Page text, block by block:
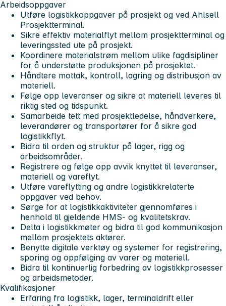
Arbeidsoppgaver
Utføre logistikkoppgaver på prosjekt og ved Ahlsell
Prosjektterminal.
Sikre effektiv materialflyt mellom prosjektterminal og
leveringssted ute på prosjekt.
Koordinere materialstrøm mellom ulike fagdisipliner
for å understøtte produksjonen på prosjektet.
Håndtere mottak, kontroll, lagring og distribusjon av
materiell.
Følge opp leveranser og sikre at materiell leveres til
riktig sted og tidspunkt.
Samarbeide tett med prosjektledelse, håndverkere,
leverandører og transportører for å sikre god
logistikkflyt.
Bidra til orden og struktur på lager, rigg og
arbeidsområder.
Registrere og følge opp avvik knyttet til leveranser,
materiell og vareflyt.
Utføre vareflytting og andre logistikkrelaterte
oppgaver ved behov.
Sørge for at logistikkaktiviteter gjennomføres i
henhold til gjeldende HMS- og kvalitetskrav.
Delta i logistikkmøter og bidra til god kommunikasjon
mellom prosjektets aktører.
Benytte digitale verktøy og systemer for registrering,
sporing og oppfølging av varer og materiell.
Bidra til kontinuerlig forbedring av logistikkprosesser
og arbeidsmetoder.
Kvalifikasjoner
Erfaring fra logistikk, lager, terminaldrift eller